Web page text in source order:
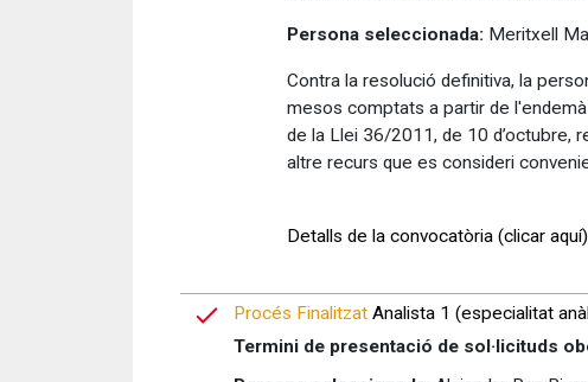
Persona seleccionada: Meritxell
Contra la resolució definitiva, la
mesos comptats a partir de
de la Llei 36/2011, de 10 d’octubre,
altre recurs que es consideri
Detalls de la convocatòria (clicar aquí)
Procés Finalitzat Analista 1 (especialitat
Termini de presentació de sol·licituds